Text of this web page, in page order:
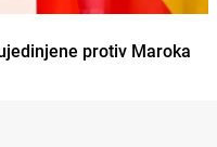
protiv Maroka